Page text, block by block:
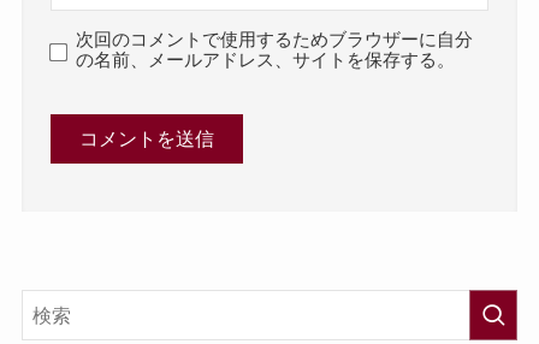
次回のコメントで使用するためブラウザーに自分
の名前、メールアドレス、サイトを保存する。